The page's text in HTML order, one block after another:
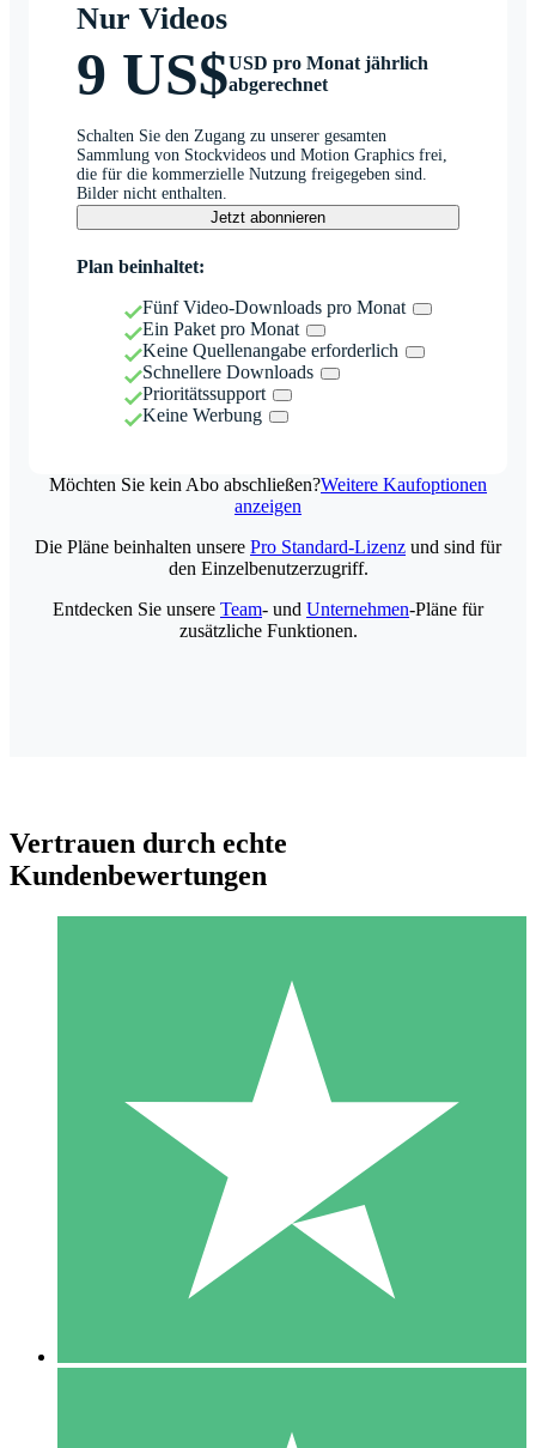
Nur Videos
9 US$USD pro Monat jährlich
abgerechnet
Schalten Sie den Zugang zu unserer gesamten
Sammlung von Stockvideos und Motion Graphics frei,
die für die kommerzielle Nutzung freigegeben sind.
Bilder nicht enthalten.
Jetzt abonnieren
Plan beinhaltet:
Fünf Video-Downloads pro Monat
Ein Paket pro Monat
Keine Quellenangabe erforderlich
Schnellere Downloads
Prioritätssupport
Keine Werbung
Möchten Sie kein Abo abschließen?Weitere Kaufoptionen
anzeigen
Individuelle Credit-Pakete
Zahlen Sie nach Bedarf mit Download-Credits. Keine
monatliche Verpflichtung erforderlich.
10 00
Die Pläne beinhalten unsere Pro Standard-Lizenz und sind für
den Einzelbenutzerzugriff.
Entdecken Sie unsere Team- und Unternehmen-Pläne für
zusätzliche Funktionen.
Vertrauen durch echte
Kundenbewertungen